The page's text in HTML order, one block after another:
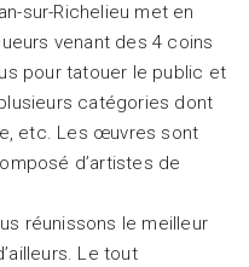
sur-Richelieu met en
venant des 4 coins
pour tatouer le public et
catégories dont
etc. Les œuvres sont
d’artistes de
réunissons le meilleur
Le tout